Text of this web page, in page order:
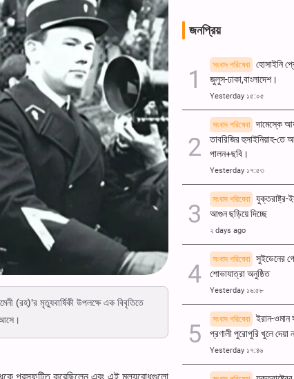
(রহ)'র মৃত্যুবার্ষিকী উপলক্ষে এক বিবৃতিতে
প্রস্ফটিত করেছিলেন এবং এই মূল্যবোধগুলো
জনপ্রিয়
সংবাদ পরিষেবা
হোসাইনি
জুলুস-ঢাকা,বাংলাদেশ।
Yesterday ১৫:০৫
সংবাদ পরিষেবা
দামেস্কে
তাবরিজির হুসাইনিয়াহ-তে
পালন+ছবি।
Yesterday ১৭:৫৩
সংবাদ পরিষেবা
যুক্তরাষ্ট্র-
আগুন ছড়িয়ে দিচ্ছে
২ days ago
সংবাদ পরিষেবা
সুইডেনের
শোভাযাত্রা অনুষ্ঠিত
Yesterday ১৬:৫৮
সংবাদ পরিষেবা
ইরান-
প্রণালী পুরোপুরি খুলে দেয়া
Yesterday ১৭:৪৬